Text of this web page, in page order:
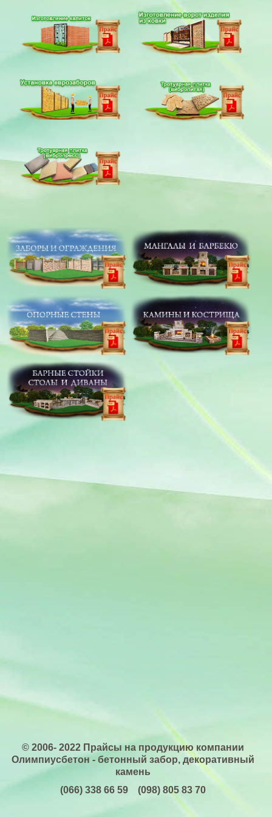
© 2006- 2022 Прайсы на продукцию компании
Олимпиусбетон - бетонный забор, декоративный
камень
(066) 338 66 59 (098) 805 83 70